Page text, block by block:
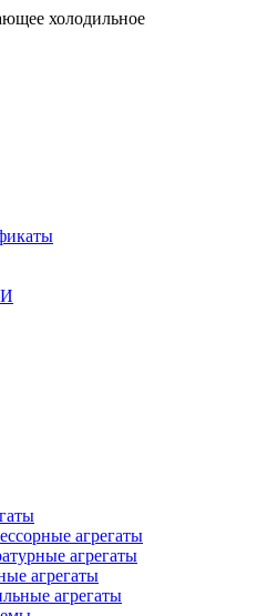
агрегаты
агрегаты
агрегаты
агрегаты